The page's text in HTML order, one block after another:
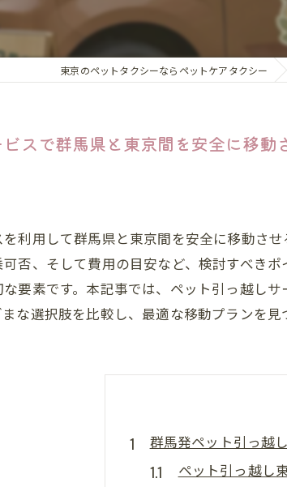
24時間
東京のペットタクシーならペットケアタクシー
スで群馬県と東京間を安全に移動
利用して群馬県と東京間を安全に移動さ
否、そして費用の目安など、検討すべき
要素です。本記事では、ペット引っ越し
な選択肢を比較し、最適な移動プランを
群馬発ペット引っ越
ペット引っ越し